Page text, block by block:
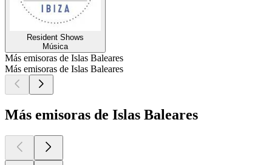
Resident Shows
Música
Más emisoras de Islas Baleares
Más emisoras de Islas Baleares
Más emisoras de Islas Baleares